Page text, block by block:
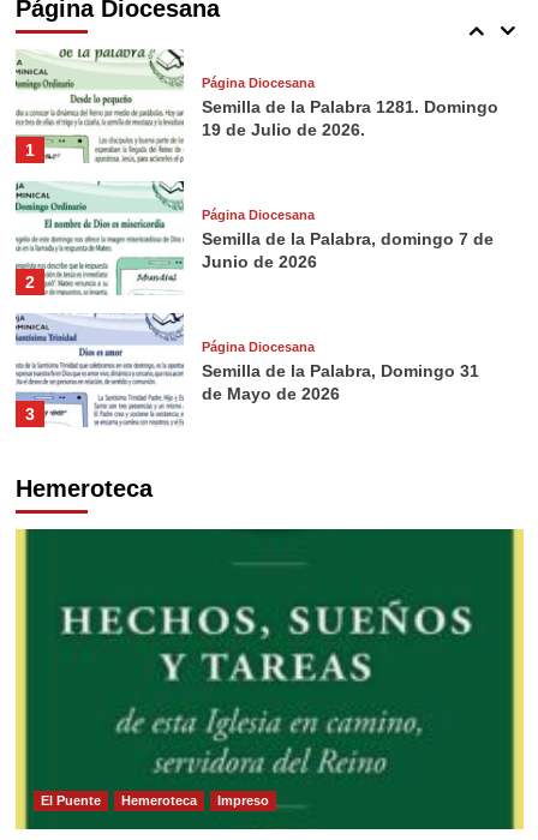
Página Diocesana
5
1
Página Diocesana
Semilla de la Palabra 1281. Domingo
19 de Julio de 2026.
2
Página Diocesana
Semilla de la Palabra, domingo 7 de
Junio de 2026
3
Página Diocesana
Semilla de la Palabra, Domingo 31
de Mayo de 2026
Mayo de 2026
Página Diocesana
Semilla de la Palabra, domingo 03 de
Mayo de 2026
1
Página Diocesana
Semilla de la Palabra 1281. Domingo
19 de Julio de 2026.
Hemeroteca
El Puente Hemeroteca Impreso